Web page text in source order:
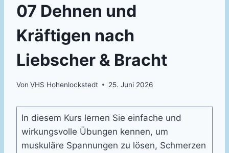
07 Dehnen und
Kräftigen nach
Liebscher & Bracht
Von VHS Hohenlockstedt 25. Juni 2026
In diesem Kurs lernen Sie einfache und
wirkungsvolle Übungen kennen, um
muskuläre Spannungen zu lösen, Schmerzen